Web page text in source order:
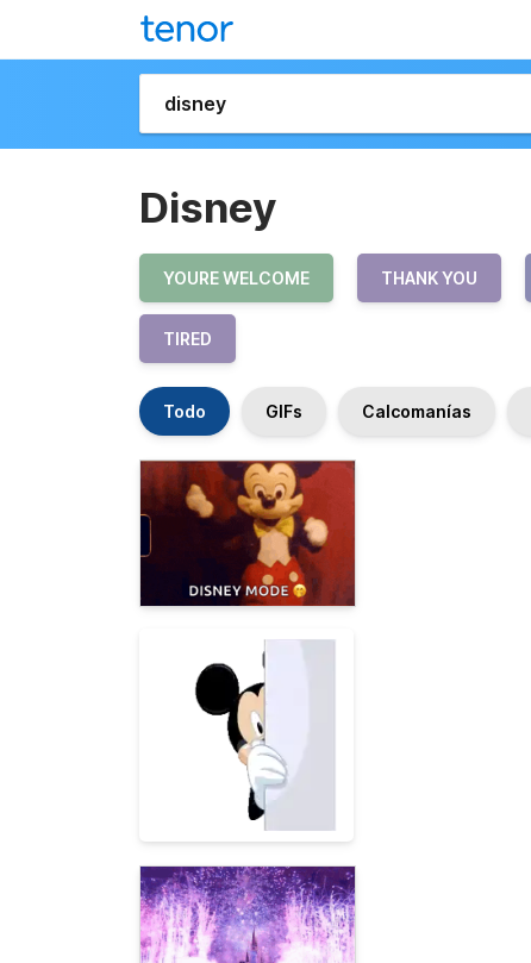
Disney
YOURE WELCOME THANK YOU
TIRED
Todo GIFs Calcomanías